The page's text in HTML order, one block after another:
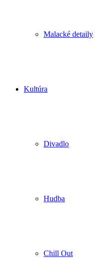
Malacké detaily
Kultúra
Divadlo
Hudba
Chill Out